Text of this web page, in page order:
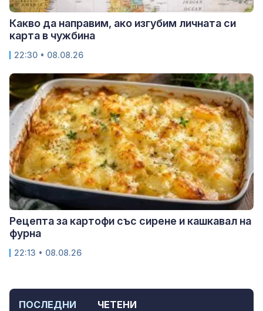
ПОСЛЕДНИ ЧЕТЕНИ
Какво да направим, ако изгубим личната си
карта в чужбина
22:30 • 08.08.26
Рецепта за картофи със сирене и кашкавал на
фурна
22:13 • 08.08.26